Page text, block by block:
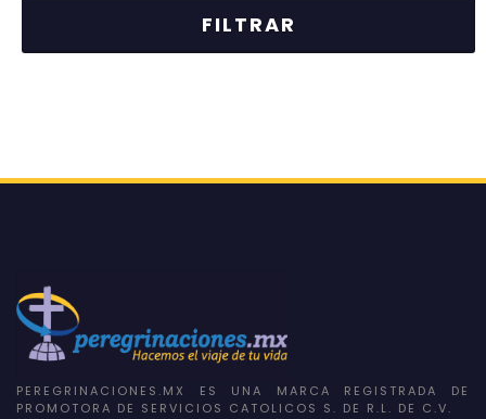
PEREGRINACIONES.MX ES UNA MARCA REGISTRADA DE
PROMOTORA DE SERVICIOS CATOLICOS S. DE R.L. DE C.V.